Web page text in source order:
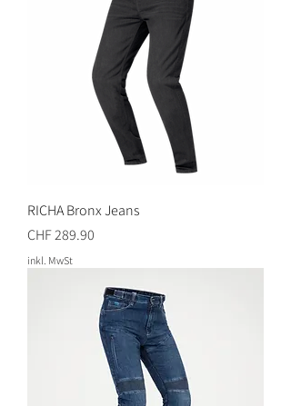
RICHA Bronx Jeans
Preis
CHF 289.90
inkl. MwSt